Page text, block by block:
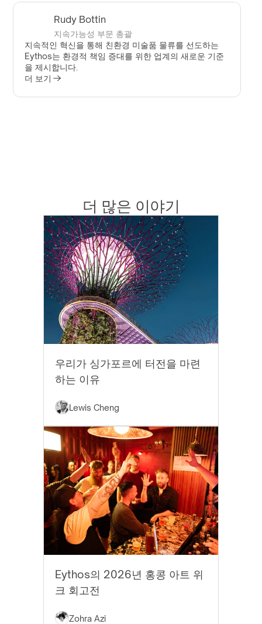
Rudy Bottin
지속가능성 부문 총괄
지속적인 혁신을 통해 친환경 미술품 물류를 선도하는
Eythos는 환경적 책임 증대를 위한 업계의 새로운 기준
을 제시합니다.
더 보기
더 많은 이야기
우리가 싱가포르에 터전을 마련
하는 이유
Lewis Cheng
Eythos의 2026년 홍콩 아트 위
크 회고전
Zohra Azi